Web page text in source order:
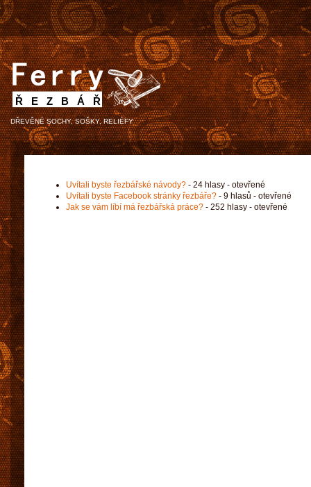
ŘEZBÁŘ
DŘEVĚNÉ SOCHY, SOŠKY, RELIÉFY
Uvítali byste řezbářské návody? - 24 hlasy - otevřené
Uvítali byste Facebook stránky řezbáře? - 9 hlasů - otevřené
Jak se vám líbí má řezbářská práce? - 252 hlasy - otevřené